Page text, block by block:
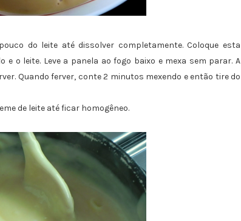
do leite até dissolver completamente. Coloque esta
o leite. Leve a panela ao fogo baixo e mexa sem parar. A
Quando ferver, conte 2 minutos mexendo e então tire do
de leite até ficar homogêneo.